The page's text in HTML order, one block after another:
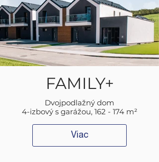
FAMILY+
Dvojpodlažný dom
4-izbový s garážou, 162 - 174 m²
Viac